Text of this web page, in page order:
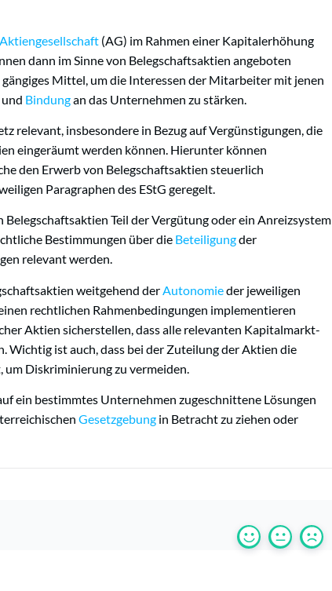
Aktiengesellschaft (AG) im Rahmen einer Kapitalerhöhung
dann im Sinne von Belegschaftsaktien angeboten
Mittel, um die Interessen der Mitarbeiter mit jenen
Bindungan das Unternehmen zu stärken.
relevant, insbesondere in Bezug auf Vergünstigungen, die
eingeräumt werden können. Hierunter können
den Erwerb von Belegschaftsaktien steuerlich
Paragraphen des EStG geregelt.
Belegschaftsaktien Teil der Vergütung oder ein Anreizsystem
Bestimmungen über die Beteiligungder
relevant werden.
weitgehend der Autonomieder jeweiligen
rechtlichen Rahmenbedingungen implementieren
Aktien sicherstellen, dass alle relevanten Kapitalmarkt-
ist auch, dass bei der Zuteilung der Aktien die
Diskriminierung zu vermeiden.
ein bestimmtes Unternehmen zugeschnittene Lösungen
Gesetzgebung in Betracht zu ziehen oder